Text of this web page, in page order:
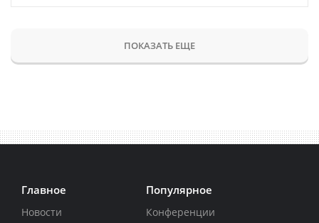
ПОКАЗАТЬ ЕЩЕ
Главное
Новости
Популярное
Конференции